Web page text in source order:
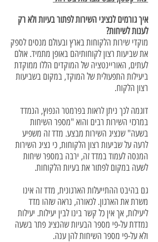
איך גורמים לנציגי השירות לפתור בעיות ולא רק
לענות לשיחות?
מוקדי שירות הלקוחות בארץ ובעולם מנסים לספק
את שביעות רצון לקוחותיהם באופן מתמיד. אולם
לעתים, האוריינטציה של המוקדים הללו ממוקדת
ביעילות התפעולית של המוקד, במקום בשביעות
רצון הלקוח.
דוגמה לכך ניתן לראות בפרמטר הנפוץ, הנמדד
במרכזי השירות רבים והוא "מספר השיחות
בשעה" שנציג השירות מבצע. מדד זה משפיע
לרעה על שביעות רצון הלקוחות, כי נציג השירות
המנסה לעמוד במדד זה, ירבה במספר שיחות
לשעה במקום לפתור את בעיות הלקוחות.
גם בהיבט ההתייעלות הארגונית, מדד זה אינו
משרת את הארגון. לכאורה, נראה שזהו מדד
ליעילות, אך אין כל קשר בינו לבין יעילות. יעילות
נמדדת על-פי מספר הבעיות שהנציג פתר בשעה
ולא על-פי מספר השיחות להן ענה.